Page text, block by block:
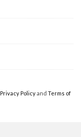
Privacy Policy and Terms of